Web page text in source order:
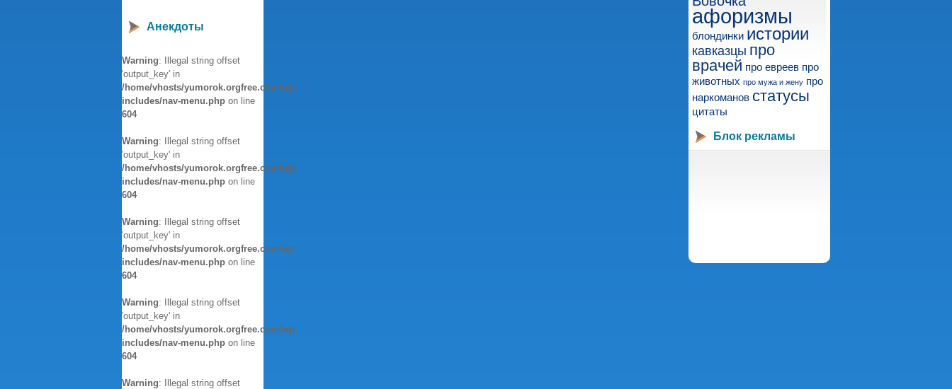
Анекдоты
Warning: Illegal string offset
'output_key' in
/home/vhosts/yumorok.orgfree.com/wp-
includes/nav-menu.php on line
604
Warning: Illegal string offset
'output_key' in
/home/vhosts/yumorok.orgfree.com/wp-
includes/nav-menu.php on line
604
Warning: Illegal string offset
'output_key' in
/home/vhosts/yumorok.orgfree.com/wp-
includes/nav-menu.php on line
604
Warning: Illegal string offset
'output_key' in
/home/vhosts/yumorok.orgfree.com/wp-
includes/nav-menu.php on line
604
Warning: Illegal string offset
афоризмы
блондинки истории
кавказцы про
врачей про евреев про
животных про мужа и жену про
наркоманов статусы
цитаты
Блок рекламы